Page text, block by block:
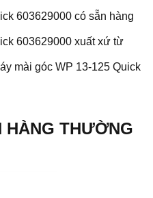
603629000 có sẵn hàng
603629000 xuất xứ từ
mài góc WP 13-125 Quick
HÀNG THƯỜNG